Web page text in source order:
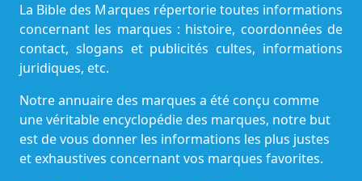
La Bible des Marques répertorie toutes informations
concernant les marques : histoire, coordonnées de
contact, slogans et publicités cultes, informations
juridiques, etc.
Notre annuaire des marques a été conçu comme
une véritable encyclopédie des marques, notre but
est de vous donner les informations les plus justes
et exhaustives concernant vos marques favorites.